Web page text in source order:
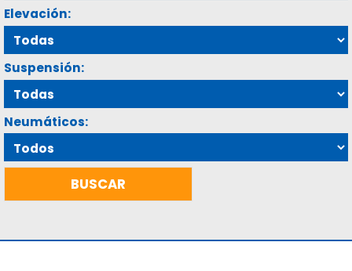
Elevación:
Suspensión:
Neumáticos: